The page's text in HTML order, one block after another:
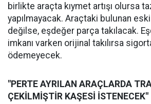
birlikte araçta kıymet artışı olursa
yapılmayacak. Araçtaki bulunan
değilse, eşdeğer parça takılacak.
imkanı varken orijinal takılırsa
ödemeyecek.
"PERTE AYRILAN ARAÇLARDA
ÇEKİLMİŞTİR KAŞESİ İSTENECEK"